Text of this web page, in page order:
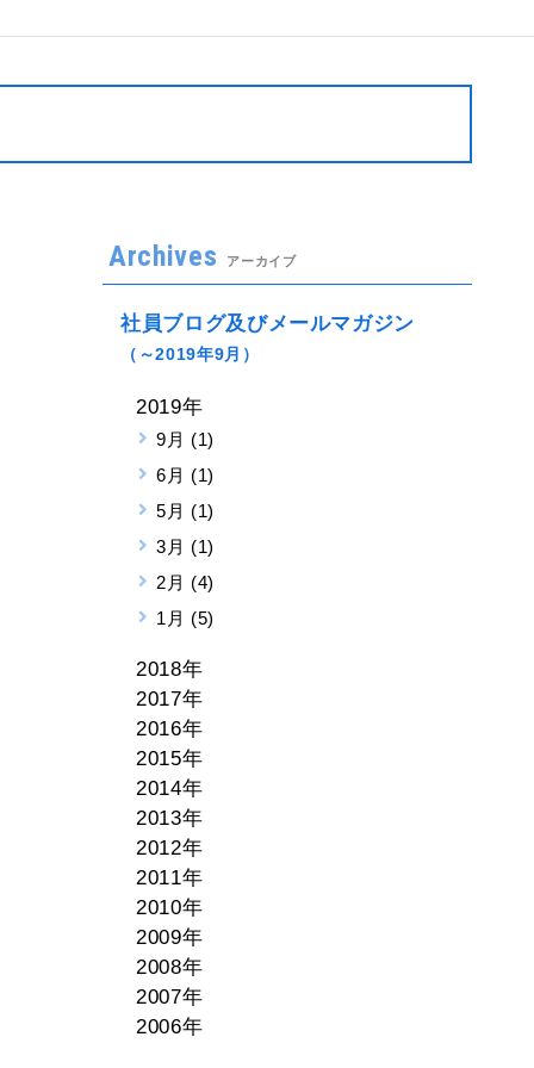
Archives アーカイブ
社員ブログ及びメールマガジン
（～2019年9月）
2019年
9月 (1)
6月 (1)
5月 (1)
3月 (1)
2月 (4)
1月 (5)
2018年
2017年
2016年
2015年
2014年
2013年
2012年
2011年
2010年
2009年
2008年
2007年
2006年